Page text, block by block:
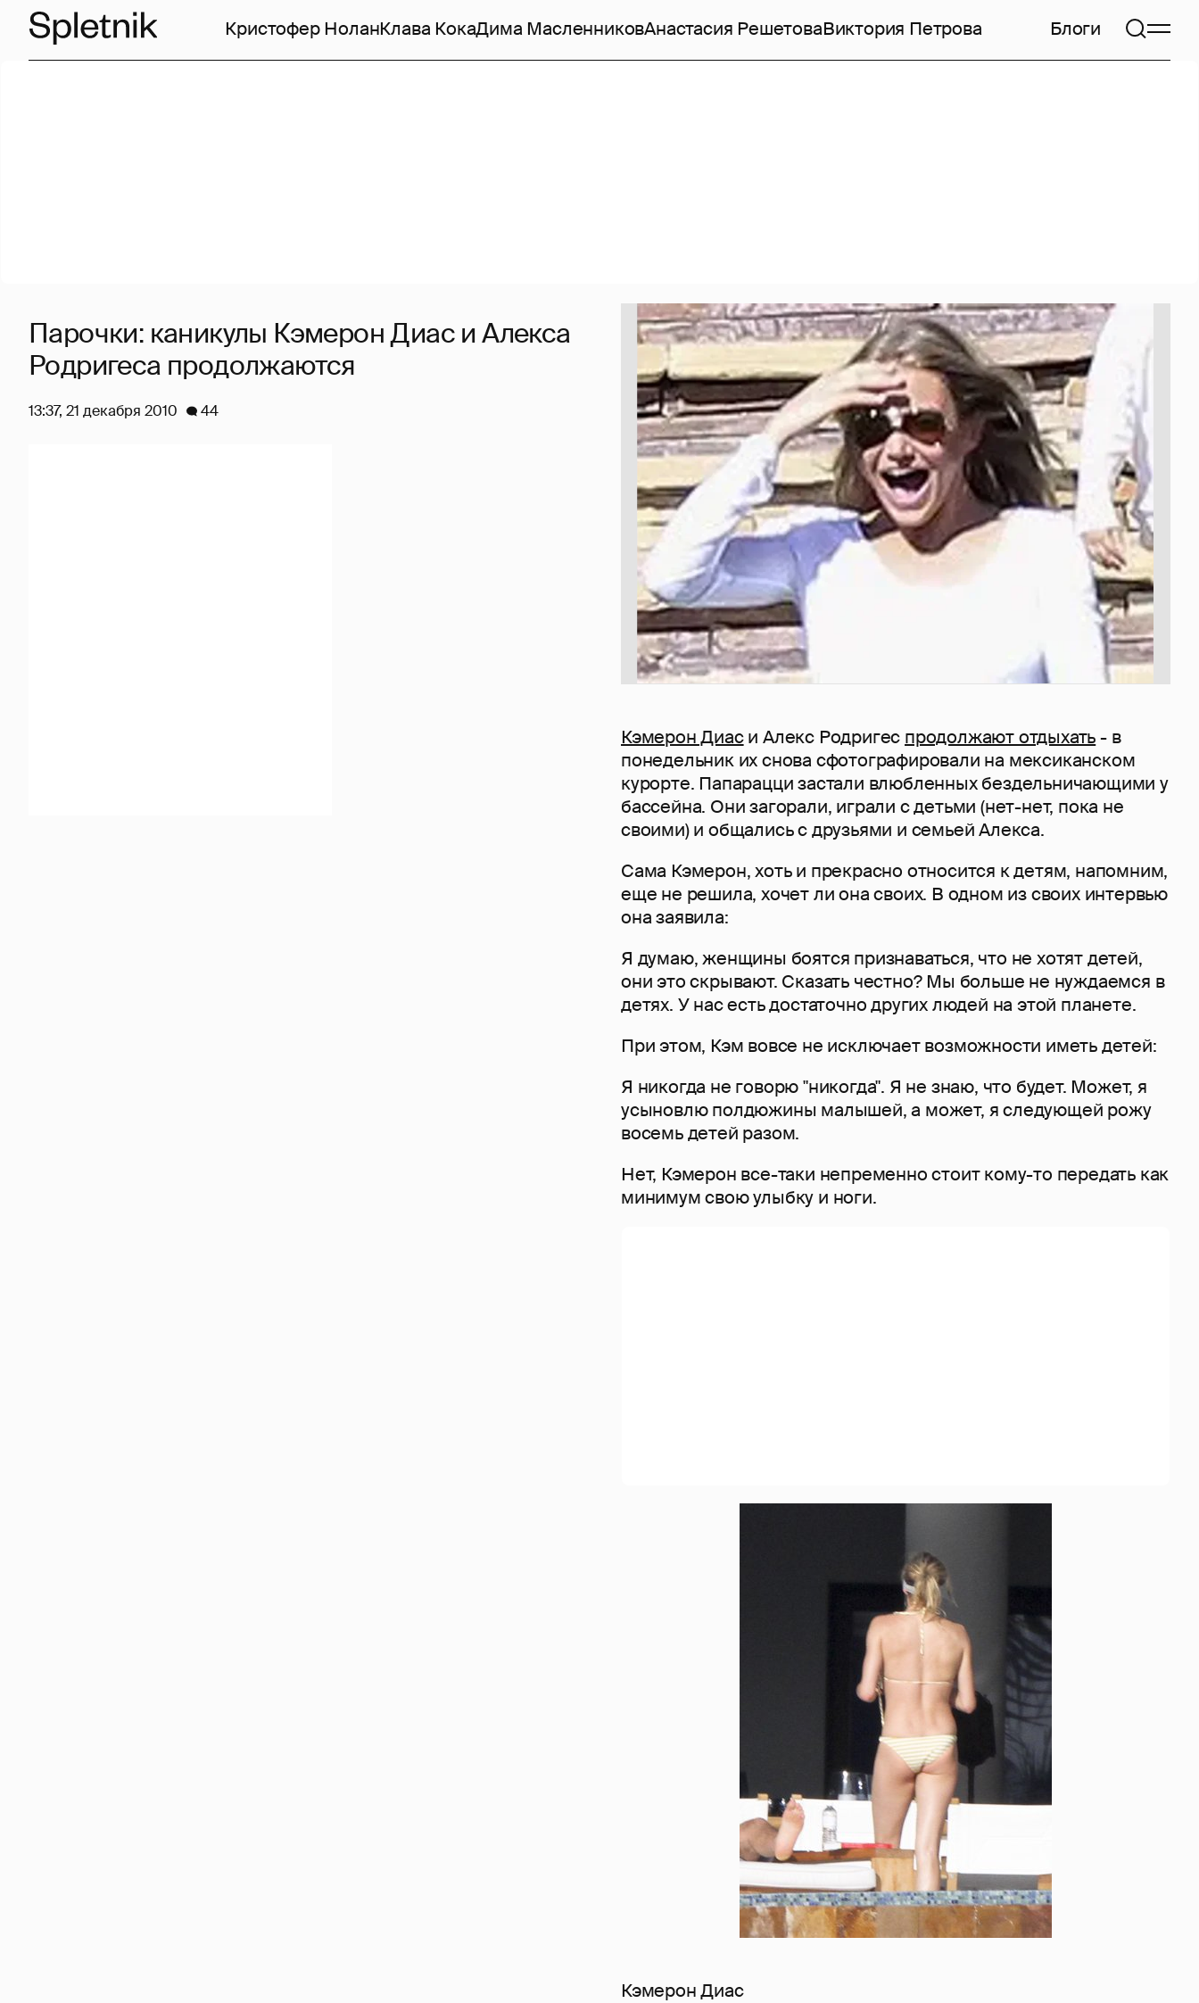
Кристофер НоланКлава КокаДима МасленниковАнастасия РешетоваВиктория Петрова Блоги
Кэмерон Диаси Алекс Родригес продолжают отдыхать- в
понедельник их снова сфотографировали на мексиканском
курорте. Папарацци застали влюбленных бездельничающими у
бассейна. Они загорали, играли с детьми (нет-нет, пока не
своими) и общались с друзьями и семьей Алекса.
Сама Кэмерон, хоть и прекрасно относится к детям, напомним,
еще не решила, хочет ли она своих. В одном из своих интервью
она заявила:
Я думаю, женщины боятся признаваться, что не хотят детей,
они это скрывают. Сказать честно? Мы больше не нуждаемся в
детях. У нас есть достаточно других людей на этой планете.
При этом, Кэм вовсе не исключает возможности иметь детей:
Я никогда не говорю "никогда". Я не знаю, что будет. Может, я
усыновлю полдюжины малышей, а может, я следующей рожу
восемь детей разом.
Нет, Кэмерон все-таки непременно стоит кому-то передать как
минимум свою улыбку и ноги.
Кэмерон Диас
Парочки: каникулы Кэмерон Диас и Алекса
Родригеса продолжаются
13:37, 21 декабря 2010 44